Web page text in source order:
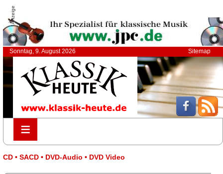
Anzeige
Sonntag, 9. August 2026 Sitemap
≡
≡
CD • SACD • DVD-Audio • DVD Video